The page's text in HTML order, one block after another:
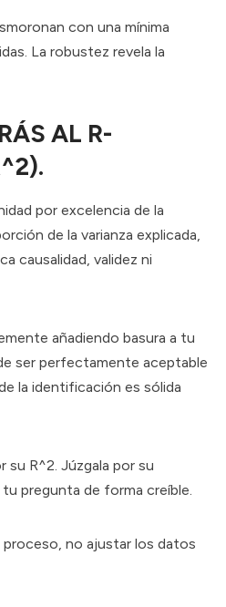
con una mínima
La robustez revela la
AL R-
por excelencia de la
de la varianza explicada,
causalidad, validez ni
añadiendo basura a tu
ser perfectamente aceptable
la identificación es sólida
su R^2. Júzgala por su
pregunta de forma creíble.
no ajustar los datos